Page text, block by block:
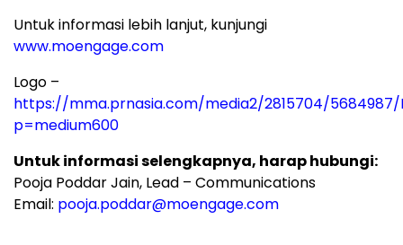
Untuk informasi lebih lanjut, kunjungi
www.moengage.com
Logo –
https://mma.prnasia.com/media2/2815704/5684987/
p=medium600
Untuk informasi selengkapnya, harap hubungi:
Pooja Poddar Jain, Lead – Communications
Email: pooja.poddar@moengage.com